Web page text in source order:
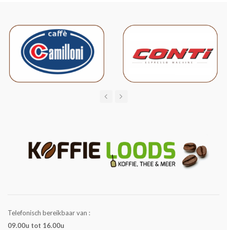
Telefonisch bereikbaar van :
09.00u tot 16.00u